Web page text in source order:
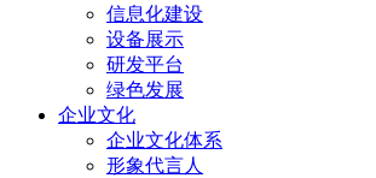
信息化建设
设备展示
研发平台
绿色发展
企业文化
企业文化体系
形象代言人